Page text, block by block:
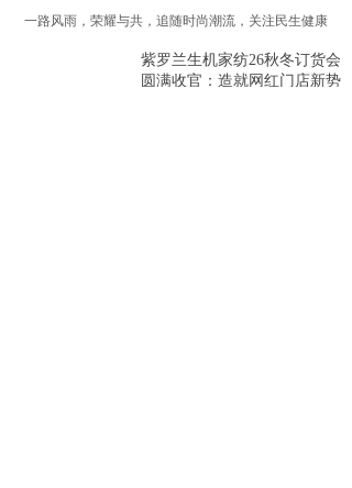
一路风雨，荣耀与共，追随时尚潮流，关注民生健康
紫罗兰生机家纺26秋冬订货会
圆满收官：造就网红门店新势